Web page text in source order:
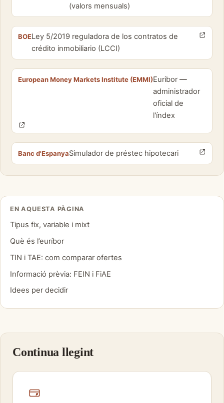
(valors mensuals)
BOELey 5/2019 reguladora de los contratos de
crédito inmobiliario (LCCI)
European Money Markets Institute (EMMI)Euribor —
administrador
oficial de
l'índex
Banc d'EspanyaSimulador de préstec hipotecari
EN AQUESTA PÀGINA
Tipus fix, variable i mixt
Què és l’euríbor
TIN i TAE: com comparar ofertes
Informació prèvia: FEIN i FiAE
Idees per decidir
Continua llegint